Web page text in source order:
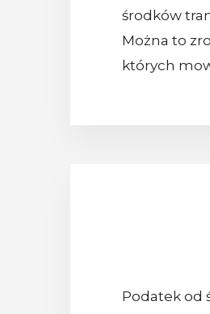
środków
Można to
których
Podatek od